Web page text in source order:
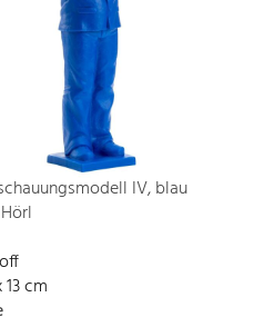
IV, blau
13 cm